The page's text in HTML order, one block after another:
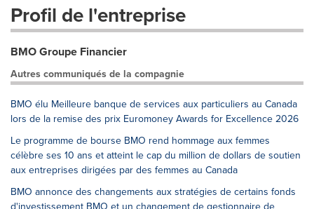
Profil de l'entreprise
BMO Groupe Financier
Autres communiqués de la compagnie
BMO élu Meilleure banque de services aux particuliers au Canada
lors de la remise des prix Euromoney Awards for Excellence 2026
Le programme de bourse BMO rend hommage aux femmes
célèbre ses 10 ans et atteint le cap du million de dollars de soutien
aux entreprises dirigées par des femmes au Canada
BMO annonce des changements aux stratégies de certains fonds
d'investissement BMO et un changement de gestionnaire de